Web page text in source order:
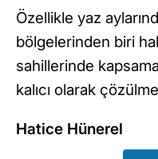
Özellikle yaz
bölgelerinden biri
sahillerinde
kalıcı olarak
Hatice Hünerel